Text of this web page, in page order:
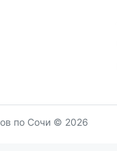
по Сочи © 2026